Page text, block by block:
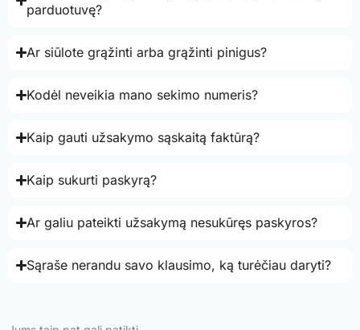
parduotuvę?
Ar siūlote grąžinti arba grąžinti pinigus?
Kodėl neveikia mano sekimo numeris?
Kaip gauti užsakymo sąskaitą faktūrą?
Kaip sukurti paskyrą?
Ar galiu pateikti užsakymą nesukūręs paskyros?
Sąraše nerandu savo klausimo, ką turėčiau daryti?